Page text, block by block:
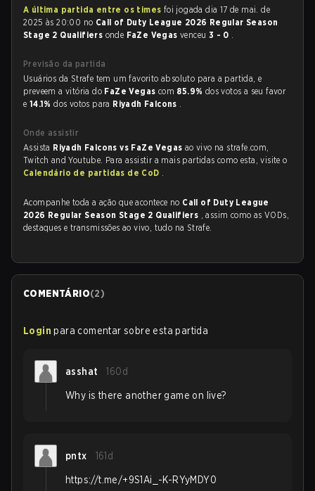
A última partida entre os times foi jogada dia 17 de mai. de
2025 às 20:00 no Call of Duty League 2026 Regular Season
Stage 2 Qualifiers onde FaZe Vegasvenceu 3 - 0 .
Previsão da partida
Usuários da Strafe tem um favorito absoluto para a partida, e
preveem a vitória do FaZe Vegas com 85.9% dos votos a seu favor
e 14.1%dos votos para Riyadh Falcons .
Onde assistir
Assista Riyadh Falcons vs FaZe Vegas ao vivo na strafe.com,
Twitch and Youtube. Para assistir a mais partidas como esta, visite o
Calendário de partidas de CoD .
Acompanhe toda a ação que acontece no Call of Duty League
2026 Regular Season Stage 2 Qualifiers , assim como as VODs,
destaques e transmissões ao vivo, tudo na Strafe.
COMENTÁRIO(2)
Login para comentar sobre esta partida
asshat 160d
Why is there another game on live?
pntx 161d
https://t.me/+9S1Ai_-K-RYyMDY0